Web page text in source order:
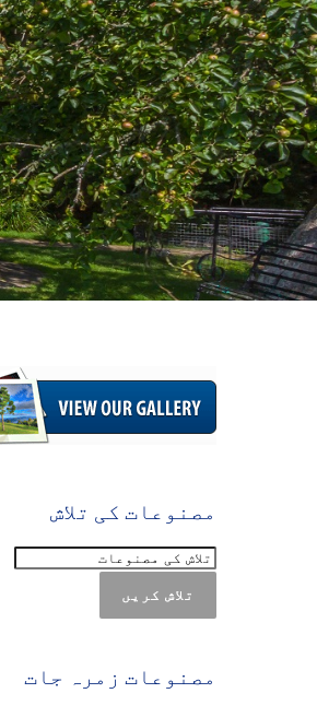
مصنوعات کی تلاش
تلاش کریں
مصنوعات زمرہ جات